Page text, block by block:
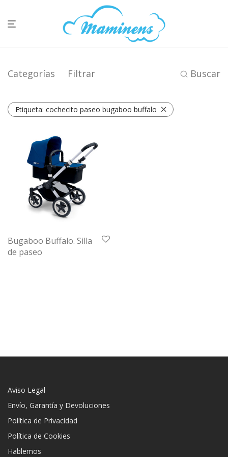
Categorías Filtrar Buscar
Etiqueta: cochecito paseo bugaboo buffalo
Bugaboo Buffalo. Silla
de paseo
Aviso Legal
Envío, Garantía y Devoluciones
Política de Privacidad
Política de Cookies
Hablemos